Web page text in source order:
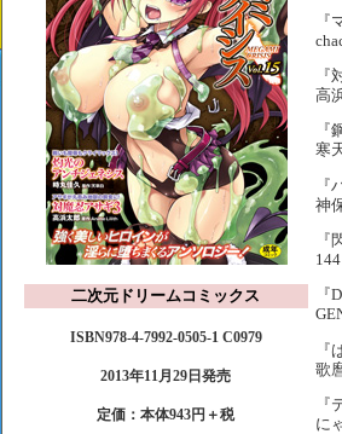
二次元ドリームコミックス
ISBN978-4-7992-0505-1 C0979
2013年11月29日発売
定価：本体943円＋税
『
高
寒
神
144
『
『
歌
に